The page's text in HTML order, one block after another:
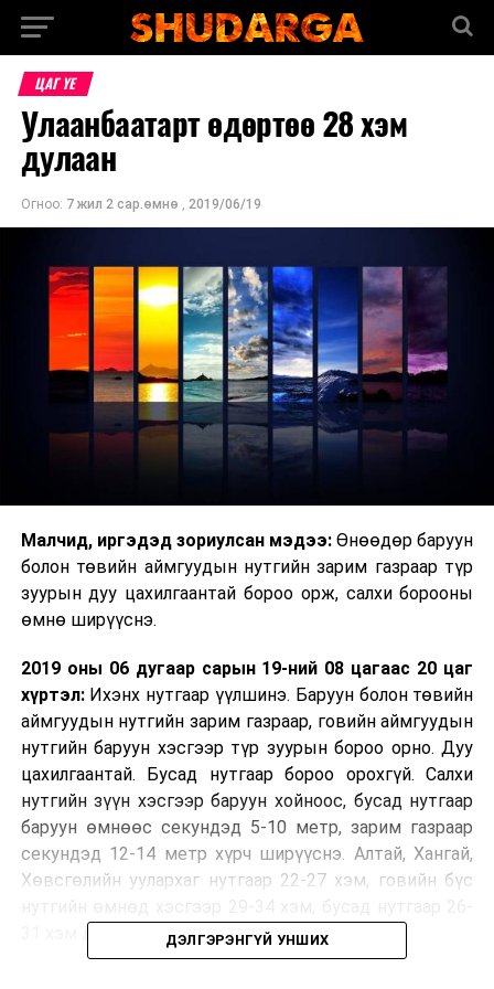
ЦАГ ҮЕ
Улаанбаатарт өдөртөө 28 хэм
дулаан
Огноо: 7 жил 2 сар.өмнө , 2019/06/19
Малчид, иргэдэд зориулсан мэдээ: Өнөөдөр баруун
болон төвийн аймгуудын нутгийн зарим газраар түр
зуурын дуу цахилгаантай бороо орж, салхи борооны
өмнө ширүүснэ.
2019 оны 06 дугаар сарын 19-ний 08 цагаас 20 цаг
хүртэл:Ихэнх нутгаар үүлшинэ. Баруун болон төвийн
аймгуудын нутгийн зарим газраар, говийн аймгуудын
нутгийн баруун хэсгээр түр зуурын бороо орно. Дуу
цахилгаантай. Бусад нутгаар бороо орохгүй. Салхи
нутгийн зүүн хэсгээр баруун хойноос, бусад нутгаар
баруун өмнөөс секундэд 5-10 метр, зарим газраар
секундэд 12-14 метр хүрч ширүүснэ. Алтай, Хангай,
Хөвсгөлийн уулархаг нутгаар 22-27 хэм, говийн бүс
31 хэм дулаан байна.ДЭЛГЭРЭНГҮЙ УНШИХ